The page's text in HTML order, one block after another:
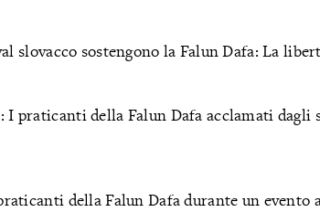
slovacco sostengono la Falun Dafa: La
I praticanti della Falun Dafa acclamati dagli
della Falun Dafa durante un